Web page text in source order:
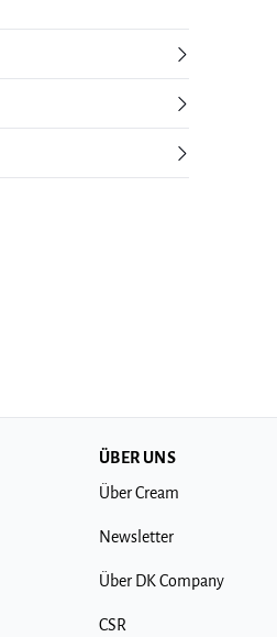
ÜBER UNS
Über Cream
Newsletter
Über DK Company
CSR